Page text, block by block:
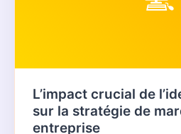
L’impact crucial de
sur la stratégie de
entreprise